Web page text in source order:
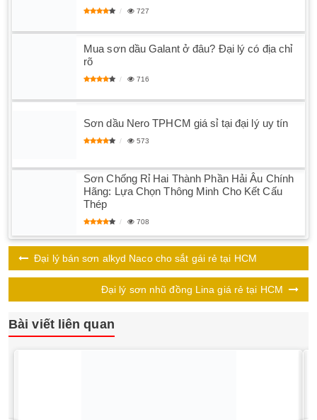
727
Mua sơn dầu Galant ở đâu? Đại lý có địa chỉ
rõ
716
Sơn dầu Nero TPHCM giá sỉ tại đại lý uy tín
573
Sơn Chống Rỉ Hai Thành Phần Hải Âu Chính
Hãng: Lựa Chọn Thông Minh Cho Kết Cấu
Thép
708
Đại lý bán sơn alkyd Naco cho sắt gái rẻ tại HCM
Đại lý sơn nhũ đồng Lina giá rẻ tại HCM
Bài viết liên quan